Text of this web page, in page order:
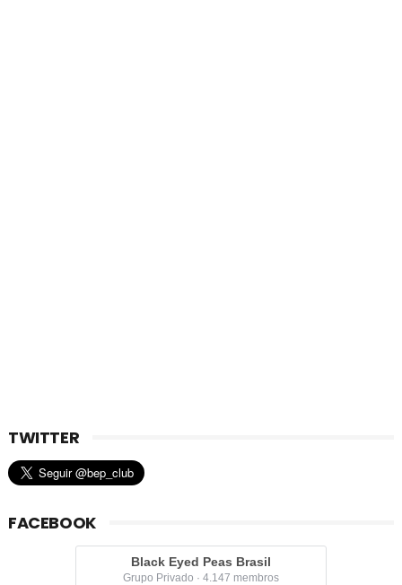
TWITTER
FACEBOOK
Black Eyed Peas Brasil
Grupo Privado · 4.147 membros